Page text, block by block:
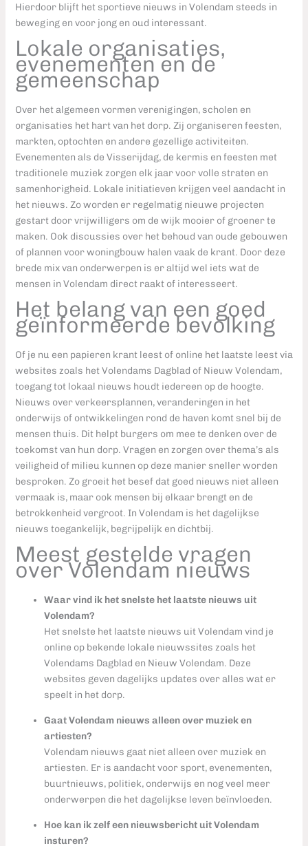
Hierdoor blijft het sportieve nieuws in Volendam steeds in
beweging en voor jong en oud interessant.
Lokale organisaties,
evenementen en de
gemeenschap
Over het algemeen vormen verenigingen, scholen en
organisaties het hart van het dorp. Zij organiseren feesten,
markten, optochten en andere gezellige activiteiten.
Evenementen als de Visserijdag, de kermis en feesten met
traditionele muziek zorgen elk jaar voor volle straten en
samenhorigheid. Lokale initiatieven krijgen veel aandacht in
het nieuws. Zo worden er regelmatig nieuwe projecten
gestart door vrijwilligers om de wijk mooier of groener te
maken. Ook discussies over het behoud van oude gebouwen
of plannen voor woningbouw halen vaak de krant. Door deze
brede mix van onderwerpen is er altijd wel iets wat de
mensen in Volendam direct raakt of interesseert.
Het belang van een goed
geïnformeerde bevolking
Of je nu een papieren krant leest of online het laatste leest via
websites zoals het Volendams Dagblad of Nieuw Volendam,
toegang tot lokaal nieuws houdt iedereen op de hoogte.
Nieuws over verkeersplannen, veranderingen in het
onderwijs of ontwikkelingen rond de haven komt snel bij de
mensen thuis. Dit helpt burgers om mee te denken over de
toekomst van hun dorp. Vragen en zorgen over thema’s als
veiligheid of milieu kunnen op deze manier sneller worden
besproken. Zo groeit het besef dat goed nieuws niet alleen
vermaak is, maar ook mensen bij elkaar brengt en de
betrokkenheid vergroot. In Volendam is het dagelijkse
nieuws toegankelijk, begrijpelijk en dichtbij.
Meest gestelde vragen
over Volendam nieuws
Waar vind ik het snelste het laatste nieuws uit
Volendam?
Het snelste het laatste nieuws uit Volendam vind je
online op bekende lokale nieuwssites zoals het
Volendams Dagblad en Nieuw Volendam. Deze
websites geven dagelijks updates over alles wat er
speelt in het dorp.
Gaat Volendam nieuws alleen over muziek en
artiesten?
Volendam nieuws gaat niet alleen over muziek en
artiesten. Er is aandacht voor sport, evenementen,
buurtnieuws, politiek, onderwijs en nog veel meer
onderwerpen die het dagelijkse leven beïnvloeden.
Hoe kan ik zelf een nieuwsbericht uit Volendam
insturen?